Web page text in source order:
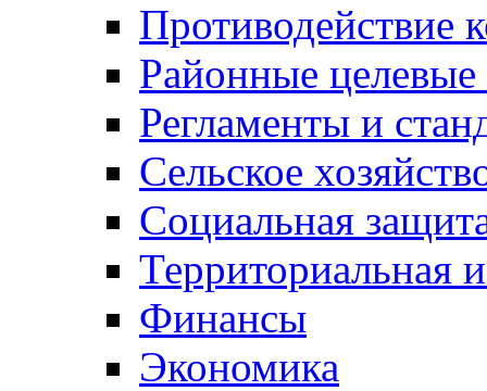
Противодействие
Районные
Регламенты и
Сельское
Социальная
Территориальная
Финансы
Экономика